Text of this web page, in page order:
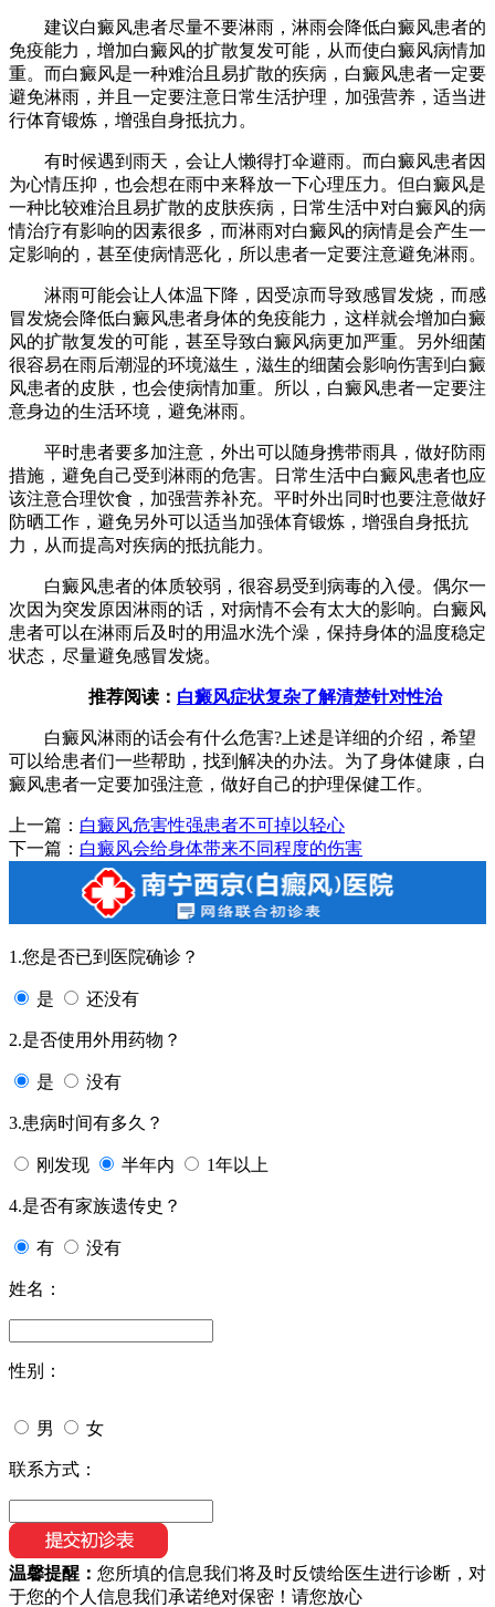
建议白癜风患者尽量不要淋雨，淋雨会降低白癜风患者的
免疫能力，增加白癜风的扩散复发可能，从而使白癜风病情加
重。而白癜风是一种难治且易扩散的疾病，白癜风患者一定要
避免淋雨，并且一定要注意日常生活护理，加强营养，适当进
行体育锻炼，增强自身抵抗力。
有时候遇到雨天，会让人懒得打伞避雨。而白癜风患者因
为心情压抑，也会想在雨中来释放一下心理压力。但白癜风是
一种比较难治且易扩散的皮肤疾病，日常生活中对白癜风的病
情治疗有影响的因素很多，而淋雨对白癜风的病情是会产生一
定影响的，甚至使病情恶化，所以患者一定要注意避免淋雨。
淋雨可能会让人体温下降，因受凉而导致感冒发烧，而感
冒发烧会降低白癜风患者身体的免疫能力，这样就会增加白癜
风的扩散复发的可能，甚至导致白癜风病更加严重。另外细菌
很容易在雨后潮湿的环境滋生，滋生的细菌会影响伤害到白癜
风患者的皮肤，也会使病情加重。所以，白癜风患者一定要注
意身边的生活环境，避免淋雨。
平时患者要多加注意，外出可以随身携带雨具，做好防雨
措施，避免自己受到淋雨的危害。日常生活中白癜风患者也应
该注意合理饮食，加强营养补充。平时外出同时也要注意做好
防晒工作，避免另外可以适当加强体育锻炼，增强自身抵抗
力，从而提高对疾病的抵抗能力。
白癜风患者的体质较弱，很容易受到病毒的入侵。偶尔一
次因为突发原因淋雨的话，对病情不会有太大的影响。白癜风
患者可以在淋雨后及时的用温水洗个澡，保持身体的温度稳定
状态，尽量避免感冒发烧。
推荐阅读： 白癜风症状复杂了解清楚针对性治
白癜风淋雨的话会有什么危害?上述是详细的介绍，希望
可以给患者们一些帮助，找到解决的办法。为了身体健康，白
癜风患者一定要加强注意，做好自己的护理保健工作。
上一篇： 白癜风危害性强患者不可掉以轻心
下一篇： 白癜风会给身体带来不同程度的伤害
1.您是否已到医院确诊？
是 还没有
2.是否使用外用药物？
是 没有
3.患病时间有多久？
刚发现 半年内 1年以上
4.是否有家族遗传史？
有 没有
姓名：
性别：
男 女
联系方式：
温馨提醒： 您所填的信息我们将及时反馈给医生进行诊断，对
于您的个人信息我们承诺绝对保密！请您放心